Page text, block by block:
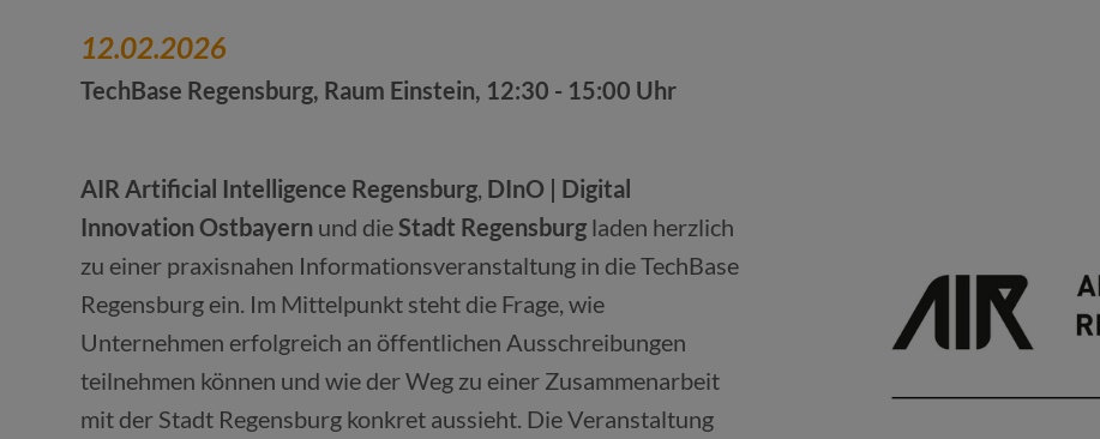
12.02.2026
TechBase Regensburg, Raum Einstein, 12:30 - 15:00 Uhr
AIR Artificial Intelligence Regensburg, DInO | Digital
Innovation Ostbayern und dieStadt Regensburg laden herzlich
zu einer praxisnahen Informationsveranstaltung in die TechBase
Regensburg ein. Im Mittelpunkt steht die Frage, wie
Unternehmen erfolgreich an öffentlichen Ausschreibungen
teilnehmen können und wie der Weg zu einer Zusammenarbeit
mit der Stadt Regensburg konkret aussieht. Die Veranstaltung